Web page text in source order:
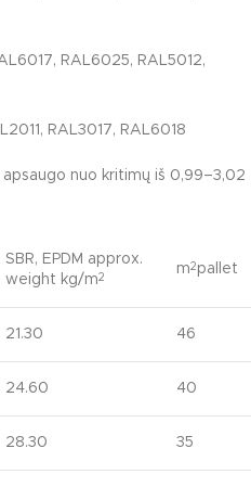
RAL6025, RAL5012,
RAL3017, RAL6018
nuo kritimų iš 0,99–3,02
SBR, EPDM approx.
weight kg/m2
m2 pallet
21.30 46
24.60 40
28.30 35